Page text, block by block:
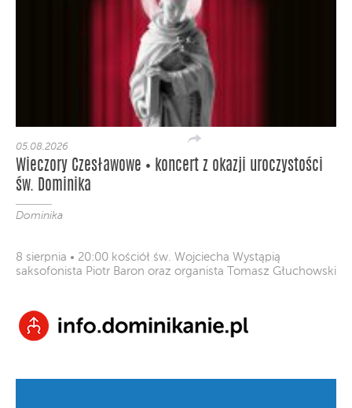
05.08.2026
Wieczory Czesławowe • koncert z okazji uroczystości
św. Dominika
Dominika
8 sierpnia • 20:00 kościół św. Wojciecha Wystąpią
saksofonista Piotr Baron oraz organista Tomasz Głuchowski